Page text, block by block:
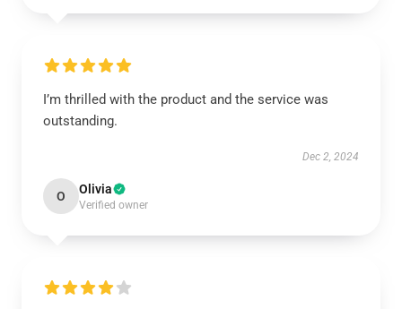
I’m thrilled with the product and the service was
outstanding.
Dec 2, 2024
O Olivia
Verified owner